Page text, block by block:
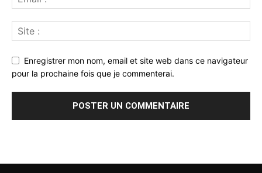
Enregistrer mon nom, email et site web dans ce navigateur
pour la prochaine fois que je commenterai.